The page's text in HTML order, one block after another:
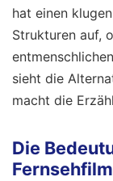
hat einen
Strukturen auf,
sieht die
macht die
Die
Fernsehfilm